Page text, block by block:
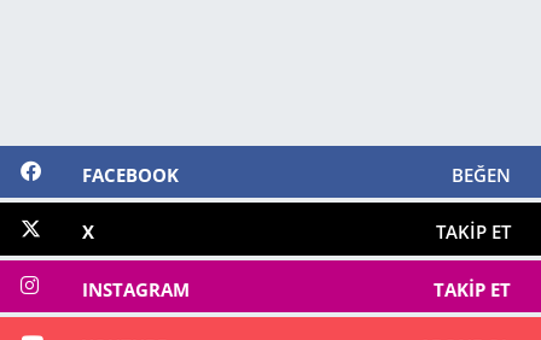
FACEBOOK BEĞEN
X TAKIP ET
INSTAGRAM TAKIP ET